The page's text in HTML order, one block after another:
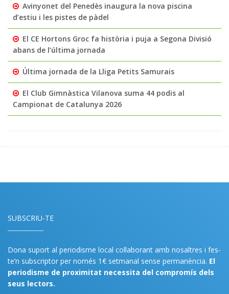
Avinyonet del Penedès inaugura la nova piscina
d’estiu i les pistes de pàdel
El CE Hortons Groc fa història i puja a Segona Divisió
abans de l’última jornada
Última jornada de la Lliga Petits Samurais
El Club Gimnàstica Vilanova suma 44 podis al
Campionat de Catalunya 2026
SUBSCRIU-TE
Dona suport al periodisme local col·laborant amb nosaltres i fes-
te’n subscriptor per només 1€ setmanal sense permanència. El
periodisme de proximitat necessita del compromís dels
seus lectors.